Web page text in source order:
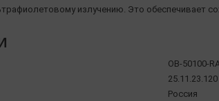
излучению. Это обеспечивает
OB-50100-
25.11.23.120
Россия